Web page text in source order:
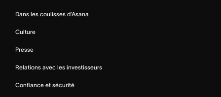
Dans les coulisses d’Asana
Culture
Presse
Relations avec les investisseurs
Confiance et sécurité